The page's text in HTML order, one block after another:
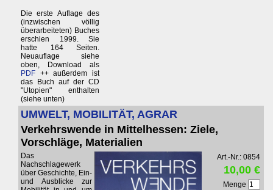
Die erste Auflage des
(inzwischen völlig
überarbeiteten) Buches
erschien 1999. Sie
hatte 164 Seiten.
Neuauflage siehe
oben, Download als
PDF ++ außerdem ist
das Buch auf der CD
"Utopien" enthalten
(siehe unten)
UMWELT, MOBILITÄT, AGRAR
Verkehrswende in Mittelhessen: Ziele,
Vorschläge, Materialien
Das
Nachschlagewerk
über Geschichte, Ein-
und Ausblicke zur
Art.-Nr.: 0854
10,00 €
Menge